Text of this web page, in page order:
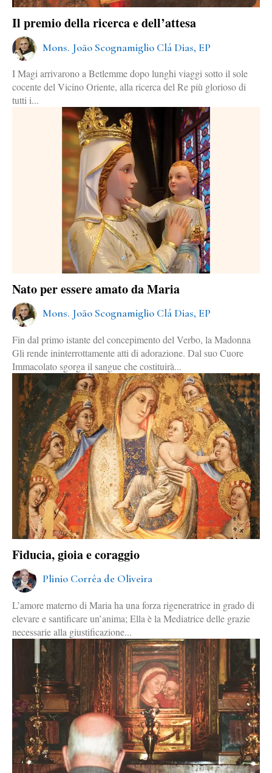
Il premio della ricerca e dell’attesa
Mons. João Scognamiglio Clá Dias, EP
I Magi arrivarono a Betlemme dopo lunghi viaggi sotto il sole
cocente del Vicino Oriente, alla ricerca del Re più glorioso di
tutti i...
Nato per essere amato da Maria
Mons. João Scognamiglio Clá Dias, EP
Fin dal primo istante del concepimento del Verbo, la Madonna
Gli rende ininterrottamente atti di adorazione. Dal suo Cuore
Immacolato sgorga il sangue che costituirà...
Fiducia, gioia e coraggio
Plinio Corrêa de Oliveira
L’amore materno di Maria ha una forza rigeneratrice in grado di
elevare e santificare un’anima; Ella è la Mediatrice delle grazie
necessarie alla giustificazione...